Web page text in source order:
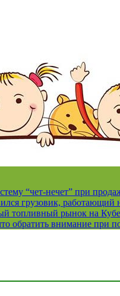
“чет-нечет” при
грузовик, работающий
топливный рынок на Кубе
обратить внимание при